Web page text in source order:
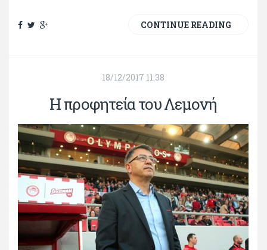
CONTINUE READING
18/12/2017 11:38
Η προφητεία του Λεμονή